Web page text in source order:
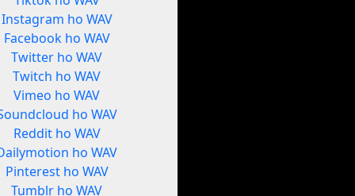
Instagram ho WAV
Facebook ho WAV
Twitter ho WAV
Twitch ho WAV
Vimeo ho WAV
ho WAV
Reddit ho WAV
ho WAV
Pinterest ho WAV
Tumblr ho WAV